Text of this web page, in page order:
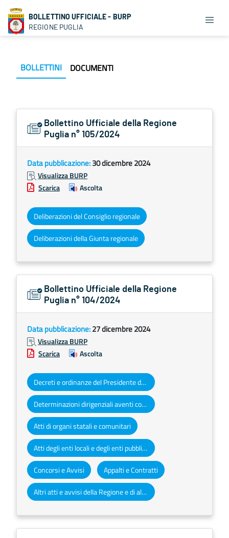
BOLLETTINO UFFICIALE - BURP
REGIONE PUGLIA
BOLLETTINI DOCUMENTI
Bollettino Ufficiale della Regione
Puglia n° 105/2024
Data pubblicazione:30 dicembre 2024
Visualizza BURP
Scarica
Ascolta
Deliberazioni del Consiglio regionale
Deliberazioni della Giunta regionale
Bollettino Ufficiale della Regione
Puglia n° 104/2024
Data pubblicazione:27 dicembre 2024
Visualizza BURP
Scarica
Ascolta
Decreti e ordinanze del Presidente della Giunta regionale
Determinazioni dirigenziali aventi contenuto di interesse generale
Atti di organi statali e comunitari
Atti degli enti locali e degli enti pubblici e privati
Concorsi e Avvisi Appalti e Contratti
Altri atti e avvisi della Regione e di altri enti pubblici che interessano la collettività regionale